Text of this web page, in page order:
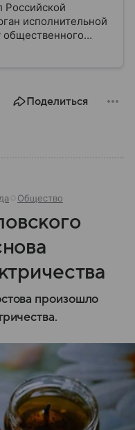
Российской
исполнительной
общественного
обеспечение
министерство, как
Поделиться
Общество
произошло